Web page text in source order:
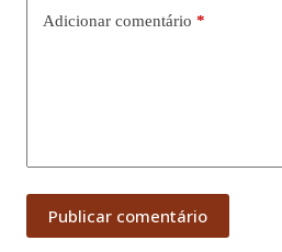
Adicionar comentário *
Publicar comentário